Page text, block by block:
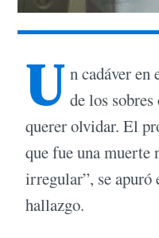
U n cadáver en
de los
querer olvidar. El
que fue una muerte
irregular”, se
hallazgo.